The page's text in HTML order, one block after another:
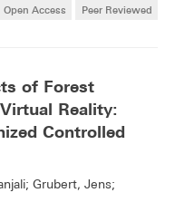
Open Access Peer Reviewed
of Forest
Reality:
Controlled
Grubert, Jens;